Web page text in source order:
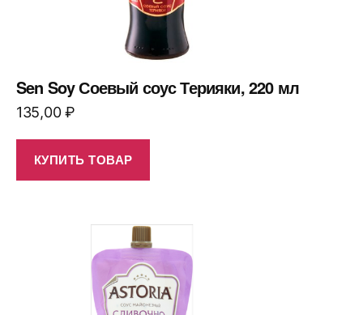
Sen Soy Соевый соус Терияки, 220 мл
135,00₽
КУПИТЬ ТОВАР